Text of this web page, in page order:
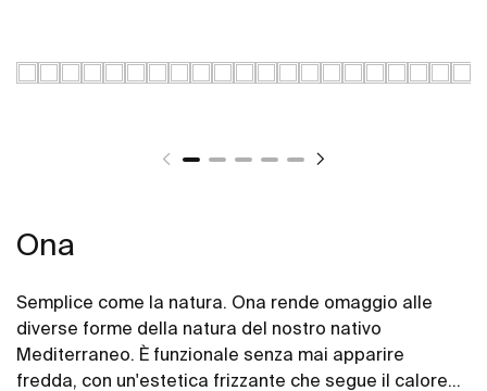
Ona
Semplice come la natura. Ona rende omaggio alle
diverse forme della natura del nostro nativo
Mediterraneo. È funzionale senza mai apparire
fredda, con un'estetica frizzante che segue il calore